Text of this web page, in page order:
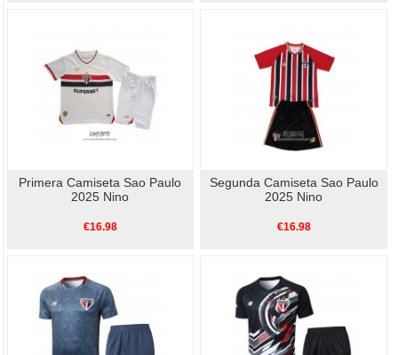
Primera Camiseta Sao Paulo
2025 Nino
€16.98
Segunda Camiseta Sao Paulo
2025 Nino
€16.98